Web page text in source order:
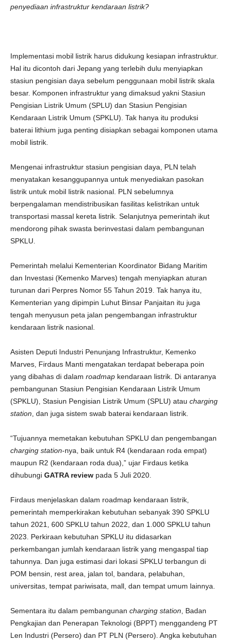
penyediaan infrastruktur kendaraan listrik?
Implementasi mobil listrik harus didukung kesiapan infrastruktur.
Hal itu dicontoh dari Jepang yang terlebih dulu menyiapkan
stasiun pengisian daya sebelum penggunaan mobil listrik skala
besar. Komponen infrastruktur yang dimaksud yakni Stasiun
Pengisian Listrik Umum (SPLU) dan Stasiun Pengisian
Kendaraan Listrik Umum (SPKLU). Tak hanya itu produksi
baterai lithium juga penting disiapkan sebagai komponen utama
mobil listrik.
Mengenai infrastruktur stasiun pengisian daya, PLN telah
menyatakan kesanggupannya untuk menyediakan pasokan
listrik untuk mobil listrik nasional. PLN sebelumnya
berpengalaman mendistribusikan fasilitas kelistrikan untuk
transportasi massal kereta listrik. Selanjutnya pemerintah ikut
mendorong pihak swasta berinvestasi dalam pembangunan
SPKLU.
Pemerintah melalui Kementerian Koordinator Bidang Maritim
dan Investasi (Kemenko Marves) tengah menyiapkan aturan
turunan dari Perpres Nomor 55 Tahun 2019. Tak hanya itu,
Kementerian yang dipimpin Luhut Binsar Panjaitan itu juga
tengah menyusun peta jalan pengembangan infrastruktur
kendaraan listrik nasional.
Asisten Deputi Industri Penunjang Infrastruktur, Kemenko
Marves, Firdaus Manti mengatakan terdapat beberapa poin
yang dibahas di dalam roadmap kendaraan listrik. Di antaranya
pembangunan Stasiun Pengisian Kendaraan Listrik Umum
(SPKLU), Stasiun Pengisian Listrik Umum (SPLU) atau charging
station , dan juga sistem swab baterai kendaraan listrik.
“Tujuannya memetakan kebutuhan SPKLU dan pengembangan
charging station-nya, baik untuk R4 (kendaraan roda empat)
maupun R2 (kendaraan roda dua),” ujar Firdaus ketika
dihubungi GATRA review pada 5 Juli 2020.
Firdaus menjelaskan dalam roadmap kendaraan listrik,
pemerintah memperkirakan kebutuhan sebanyak 390 SPKLU
tahun 2021, 600 SPKLU tahun 2022, dan 1.000 SPKLU tahun
2023. Perkiraan kebutuhan SPKLU itu didasarkan
perkembangan jumlah kendaraan listrik yang mengaspal tiap
tahunnya. Dan juga estimasi dari lokasi SPKLU terbangun di
POM bensin, rest area, jalan tol, bandara, pelabuhan,
universitas, tempat pariwisata, mall, dan tempat umum lainnya.
Sementara itu dalam pembangunan charging station , Badan
Pengkajian dan Penerapan Teknologi (BPPT) menggandeng PT
Len Industri (Persero) dan PT PLN (Persero). Angka kebutuhan